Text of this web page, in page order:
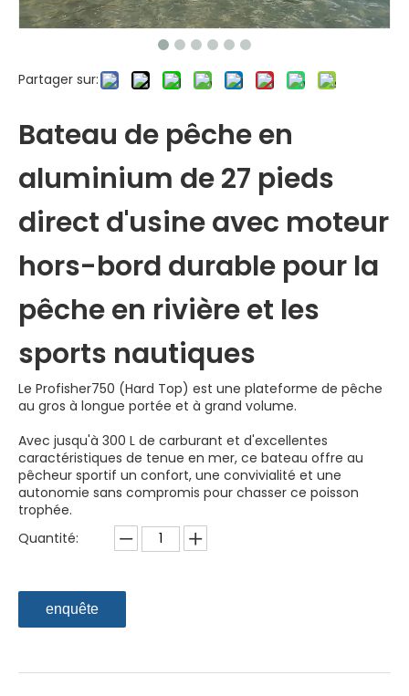
Partager sur:
Bateau de pêche en
aluminium de 27 pieds
direct d'usine avec moteur
hors-bord durable pour la
pêche en rivière et les
sports nautiques
Le Profisher750 (Hard Top) est une plateforme de pêche
au gros à longue portée et à grand volume.
Avec jusqu'à 300 L de carburant et d'excellentes
caractéristiques de tenue en mer, ce bateau offre au
pêcheur sportif un confort, une convivialité et une
autonomie sans compromis pour chasser ce poisson
trophée.
Quantité:
enquête